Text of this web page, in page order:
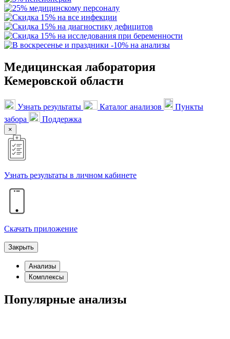
Медицинская лаборатория
Кемеровской области
Узнать результаты Каталог анализов
Пункты
забора
Поддержка
×
Узнать результаты в личном кабинете
Скачать приложение
Закрыть
Анализы
Комплексы
Популярные анализы